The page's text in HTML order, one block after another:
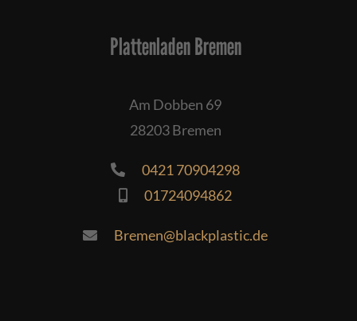
Plattenladen Bremen
Am Dobben 69
28203 Bremen
0421 70904298
01724094862
Bremen@blackplastic.de